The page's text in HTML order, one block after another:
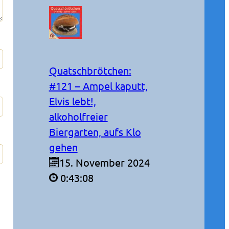
Quatschbrötchen:
#121 – Ampel kaputt,
Elvis lebt!,
alkoholfreier
Biergarten, aufs Klo
gehen
15. November 2024
0:43:08